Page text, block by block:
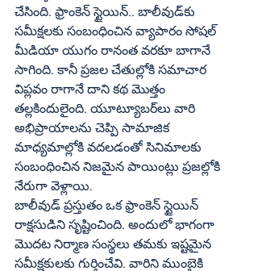
చేసింది. ఫ్రాంకెన్‌ స్టైయిన్‌.. బాలీవుడ్‌కు
సమీక్షలకు సంబంధించిన వ్యాపారం సోషల్‌
మీడియా యుగం రానంత వరకూ బాగానే
సాగింది. కానీ ప్రజల చేతుల్లోకి సమాచార
విప్లవం రాగానే దాని కథ మొత్తం
తల్లకిందులైంది. యూట్యూబర్‌లు వారి
అభిప్రాయాలను చెప్పి సామాజిక
మాధ్యమాల్లోకి వదలడంతో సినిమాలకు
సంబంధించిన నిజమైన పాయింట్లు ప్రజల్లోకి
నేరుగా వెళ్లాయి.
బాలీవుడ్‌ ప్రస్తుతం ఒక ఫ్రాంకెన్‌ స్టైయిన్‌
రాక్షసుడిని సృష్టించింది. అందులో భాగంగా
మొదట నిర్మాణ సంస్థలు తమకు ఇష్టమైన
సమీక్షకులకు గుర్తించేవి. వారిని ముంబైకి